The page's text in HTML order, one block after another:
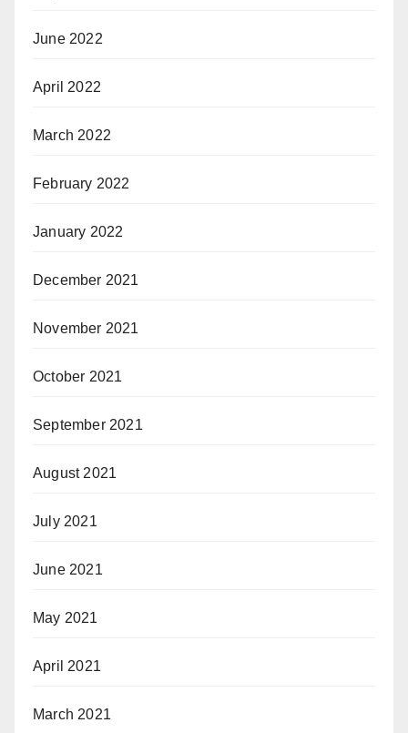
June 2022
April 2022
March 2022
February 2022
January 2022
December 2021
November 2021
October 2021
September 2021
August 2021
July 2021
June 2021
May 2021
April 2021
March 2021